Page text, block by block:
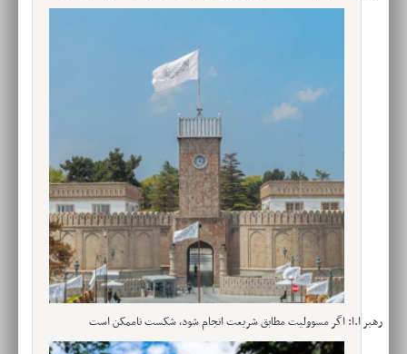
رهبر ا.ا: اگر مسوولیت‌ مطابق شریعت انجام شود، شکست ناممکن است